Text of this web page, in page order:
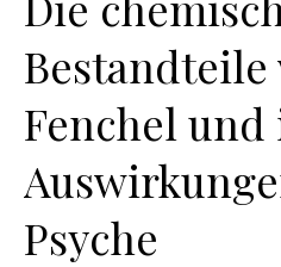
Bestandteile
Fenchel und
Psyche